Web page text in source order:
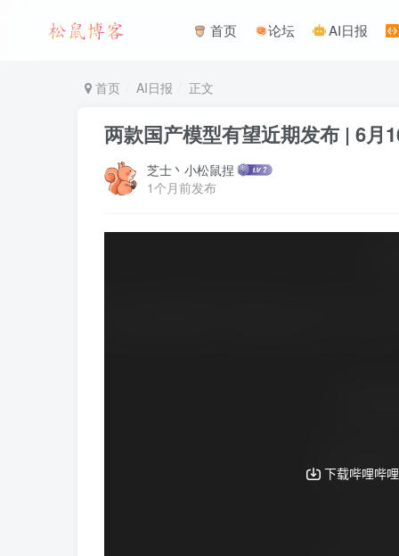
首页 论坛 AI日报
首页 AI日报 正文
两款国产模型有望近期发布 | 6月
芝士丶小松鼠捏
1个月前发布